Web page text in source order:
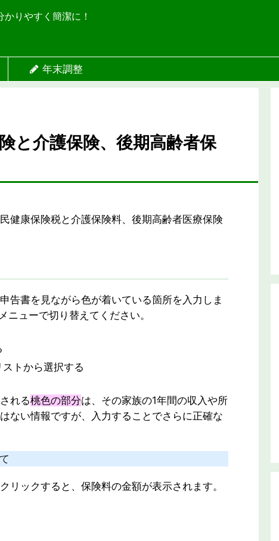
りやすく簡潔に！
年末調整
と介護保険、後期高齢者保
健康保険税と介護保険料、後期高齢者医療保険
告書を見ながら色が着いている箇所を入力しま
ニューで切り替えてください。
トから選択する
れる桃色の部分は、その家族の1年間の収入や所
ない情報ですが、入力することでさらに正確な
リックすると、保険料の金額が表示されます。